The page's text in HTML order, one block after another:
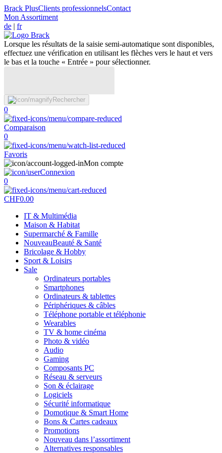
Brack PlusClients professionnelsContact
Mon Assortiment
de | fr
Lorsque les résultats de la saisie semi-automatique sont disponibles,
effectuez une vérification en utilisant les flèches vers le haut et vers
le bas et la touche « Entrée » pour sélectionner.
Rechercher
0
Comparaison
0
Favoris
Mon compte
Connexion
0
CHF0.00
IT & Multimédia
Maison & Habitat
Supermarché & Famille
NouveauBeauté & Santé
Bricolage & Hobby
Sport & Loisirs
Sale
Ordinateurs portables
Smartphones
Ordinateurs & tablettes
Périphériques & câbles
Téléphone portable et téléphonie
Wearables
TV & home cinéma
Photo & vidéo
Audio
Gaming
Composants PC
Réseau & serveurs
Son & éclairage
Logiciels
Sécurité informatique
Domotique & Smart Home
Bons & Cartes cadeaux
Promotions
Nouveau dans l’assortiment
Alternatives responsables